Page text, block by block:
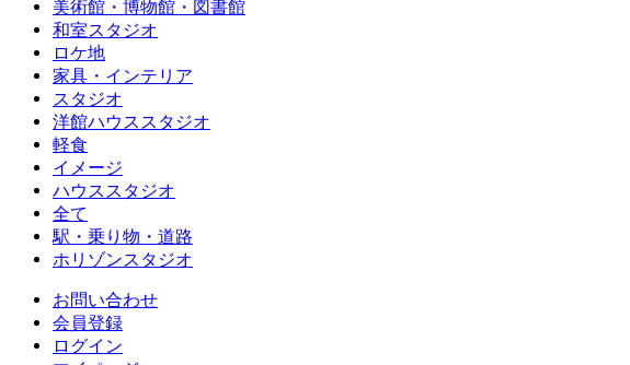
美術館・博物館・図書館
和室スタジオ
ロケ地
家具・インテリア
スタジオ
洋館ハウススタジオ
軽食
イメージ
ハウススタジオ
全て
駅・乗り物・道路
ホリゾンスタジオ
お問い合わせ
会員登録
ログイン